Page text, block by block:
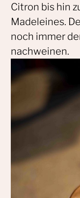
Citron bis hin
Madeleines.
noch immer
nachweinen.